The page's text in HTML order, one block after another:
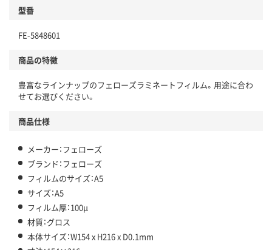
型番
FE-5848601
商品の特徴
豊富なラインナップのフェローズラミネートフィルム。用途に合わ
せてお選びください。
商品仕様
メーカー：フェローズ
ブランド：フェローズ
フィルムのサイズ：A5
サイズ：A5
フィルム厚：100μ
材質：グロス
本体サイズ：W154 x H216 x D0.1mm